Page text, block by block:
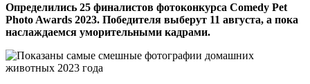
Определились 25 финалистов фотоконкурса Comedy Pet
Photo Awards 2023. Победителя выберут 11 августа, а пока
наслаждаемся уморительными кадрами.